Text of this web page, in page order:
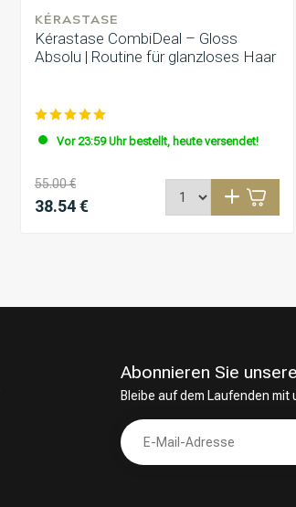
KÉRASTASE
Kérastase CombiDeal – Gloss
Absolu | Routine für glanzloses Haar
Vor 23:59 Uhr bestellt, heute versendet!
55.00 €
38.54 €
Abonnieren Sie
Bleibe auf dem Laufenden